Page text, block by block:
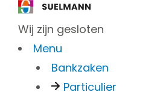
Wij zijn gesloten
Menu
Bankzaken
Particulier